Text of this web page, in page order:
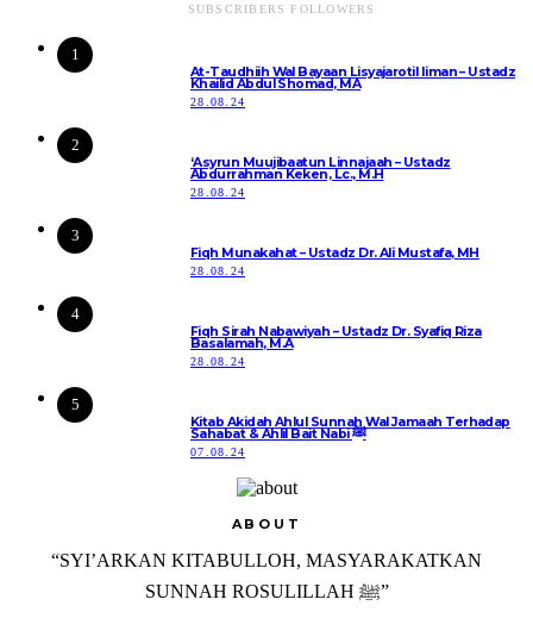
SUBSCRIBERS
FOLLOWERS
1
At-Taudhiih Wal Bayaan Lisyajarotil Iiman – Ustadz
Khailid Abdul Shomad, MA
28.08.24
2
‘Asyrun Muujibaatun Linnajaah – Ustadz
Abdurrahman Keken, Lc., M.H
28.08.24
3
Fiqh Munakahat – Ustadz Dr. Ali Mustafa, MH
28.08.24
4
Fiqh Sirah Nabawiyah – Ustadz Dr. Syafiq Riza
Basalamah, M.A
28.08.24
5
Kitab Akidah Ahlul Sunnah Wal Jamaah Terhadap
Sahabat & Ahlil Bait Nabi ﷺ
07.08.24
ABOUT
“SYI’ARKAN KITABULLOH, MASYARAKATKAN
SUNNAH ROSULILLAH ﷺ”